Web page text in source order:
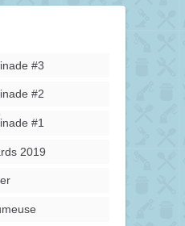
#3
#2
#1
2019